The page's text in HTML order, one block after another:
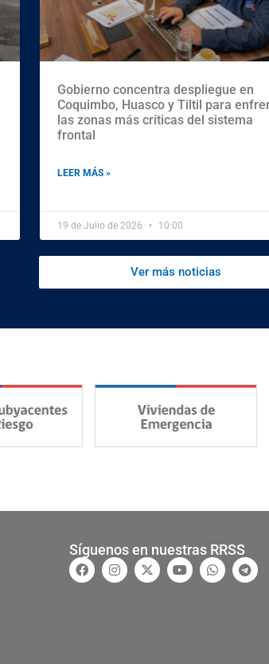
Gobierno concentra despliegue en
Coquimbo, Huasco y Tiltil para
las zonas más críticas del sistema
frontal
LEER MÁS »
19 de Julio de 2026 10:00
Ver más noticias
Síguenos en nuestras RRSS